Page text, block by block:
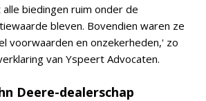
biedingen ruim onder de
bleven. Bovendien waren ze
voorwaarden en onzekerheden,' zo
van Yspeert Advocaten.
Deere-dealerschap